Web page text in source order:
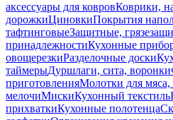
аксессуары для ковровКоврики,
дорожкиЦиновкиПокрытия
тафтинговыеЗащитные,
принадлежностиКухонные
овощерезкиРазделочные доски
таймерыДуршлаги, сита, воронки
приготовленияМолотки для мяса,
мелочиМискиКухонный текстиль
прихваткиКухонные полотенца